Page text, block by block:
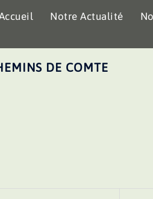
Notre Actualité
DE COMTE